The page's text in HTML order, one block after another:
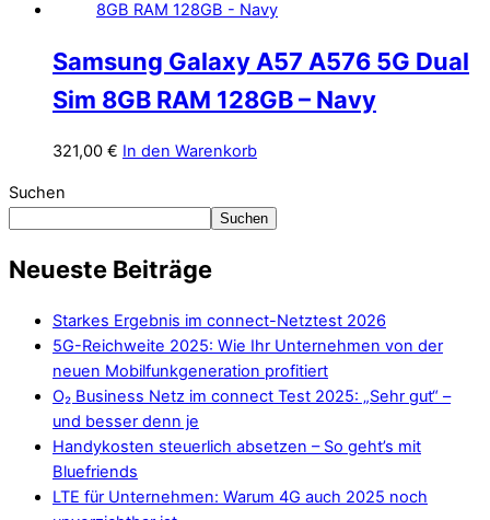
Samsung Galaxy A57 A576 5G Dual
Sim 8GB RAM 128GB – Navy
321,00 € In den Warenkorb
Suchen
Suchen
Neueste Beiträge
Starkes Ergebnis im connect-Netztest 2026
5G-Reichweite 2025: Wie Ihr Unternehmen von der
neuen Mobilfunkgeneration profitiert
O₂ Business Netz im connect Test 2025: „Sehr gut“ –
und besser denn je
Handykosten steuerlich absetzen – So geht’s mit
Bluefriends
LTE für Unternehmen: Warum 4G auch 2025 noch